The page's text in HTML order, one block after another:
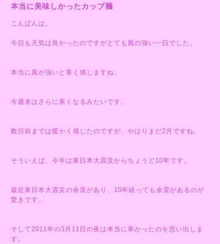
本当に美味しかったカップ麺
こんばんは。
今日も天気は良かったのですがとても風の強い一日でした。
本当に風が強いと寒く感じますね。
今週末はさらに寒くなるみたいです。
数日前までは暖かく感じたのですが、やはりまだ2月ですね。
そういえば、今年は東日本大震災からちょうど10年です。
最近東日本大震災の余震があり、10年経っても余震があるのが
驚きです。
そして2011年の3月11日の夜は本当に寒かったのを思い出しま
す。